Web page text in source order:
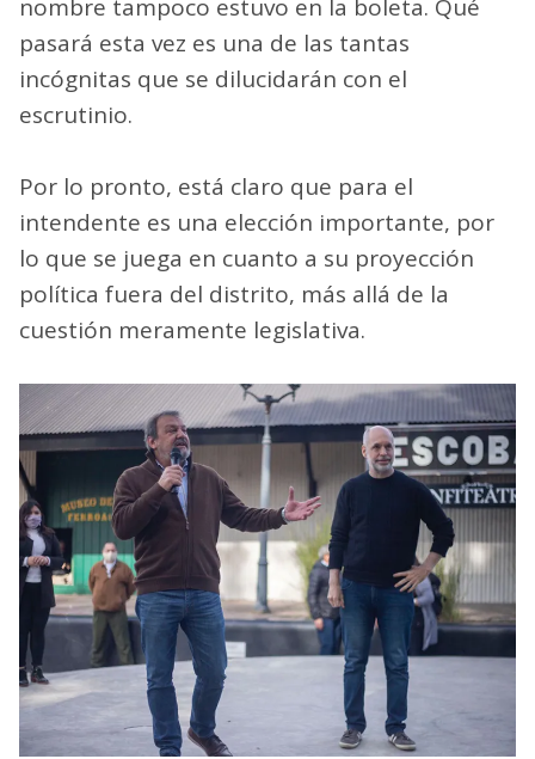
nombre tampoco estuvo en la boleta. Qué
pasará esta vez es una de las tantas
incógnitas que se dilucidarán con el
escrutinio.
Por lo pronto, está claro que para el
intendente es una elección importante, por
lo que se juega en cuanto a su proyección
política fuera del distrito, más allá de la
cuestión meramente legislativa.